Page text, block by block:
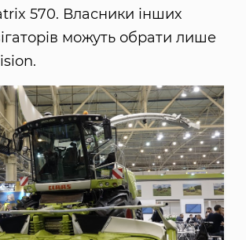
570. Власники інших
можуть обрати лише